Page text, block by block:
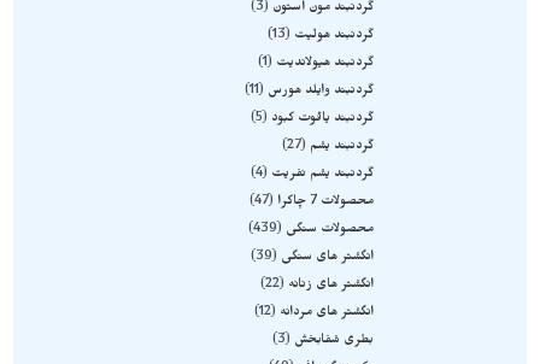
گردنبند مون استون
3
گردنبند هولیت
13
گردنبند هیولاندیت
1
گردنبند وایلد هورس
11
گردنبند یاقوت کبود
5
گردنبند یشم
27
گردنبند یشم نفریت
4
محصولات 7 چاکرا
47
محصولات سنگی
439
انگشتر های سنگی
39
انگشتر های زنانه
22
انگشتر های مردانه
12
بطری شفابخش
3